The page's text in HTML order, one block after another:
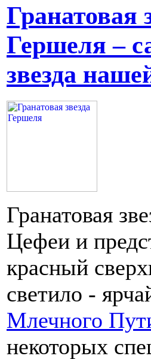
Гранатовая
Гершеля –
звезда
Гранатовая
Цефеи и
красный
светило -
Млечного
некоторых